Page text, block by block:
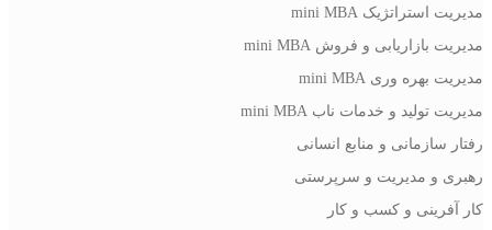
مدیریت استراتژیک mini MBA
مدیریت بازاریابی و فروش mini MBA
مدیریت بهره وری mini MBA
مدیریت تولید و خدمات ناب mini MBA
رفتار سازمانی و منابع انسانی
رهبری و مدیریت و سرپرستی
کار آفرینی و کسب و کار